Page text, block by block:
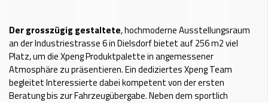
Der grosszügig gestaltete, hochmoderne Ausstellungsraum
an der Industriestrasse 6 in Dielsdorf bietet auf 256 m2 viel
Platz, um die Xpeng Produktpalette in angemessener
Atmosphäre zu präsentieren. Ein dediziertes Xpeng Team
begleitet Interessierte dabei kompetent von der ersten
Beratung bis zur Fahrzeugübergabe. Neben dem sportlich